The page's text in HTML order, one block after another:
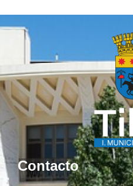
Contacto